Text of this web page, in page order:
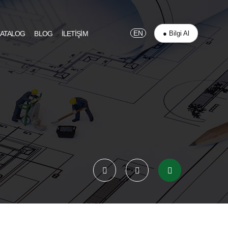
BLOG İLETİŞİM EN ● Bilgi Al